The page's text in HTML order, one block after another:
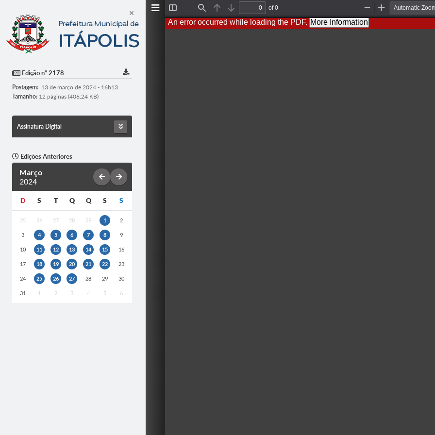
Edição nº 2178
Postagem: 13 de março de 2024 - 16h13
Tamanho: 12 páginas (406,24 KB)
Assinatura Digital
Edições Anteriores
Março
2024
D S T Q Q S S
25 26 27 28 29 1 2
3 4 5 6 7 8 9
10 11 12 13 14 15 16
17 18 19 20 21 22 23
24 25 26 27 28 29 30
31 1 2 3 4 5 6
Sidebar
Find Previous
Next
of 0
Out
An error occurred while loading the PDF. More Information